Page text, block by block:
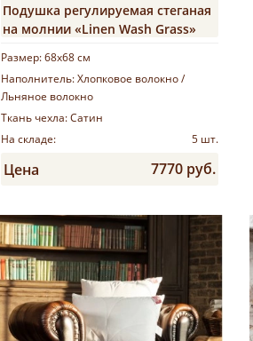
Подушка регулируемая стеганая
на молнии «Linen Wash Grass»
Размер:68х68 см
Наполнитель:Хлопковое волокно /
Льняное волокно
Ткань чехла:Сатин
На складе:
5 шт.
Цена 7770 руб.